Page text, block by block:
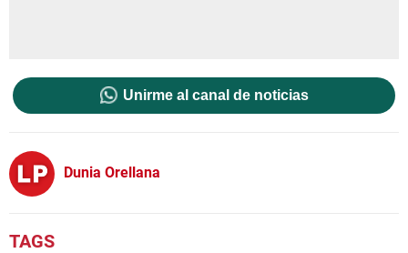
Unirme al canal de noticias
Dunia Orellana